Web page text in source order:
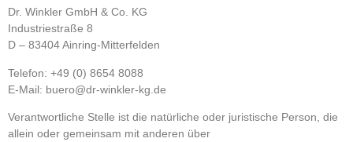
Dr. Winkler GmbH & Co. KG
Industriestraße 8
D – 83404 Ainring-Mitterfelden
Telefon: +49 (0) 8654 8088
E-Mail: buero@dr-winkler-kg.de
Verantwortliche Stelle ist die natürliche oder juristische Person, die
allein oder gemeinsam mit anderen über